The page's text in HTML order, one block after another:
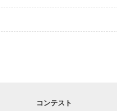
コンテスト